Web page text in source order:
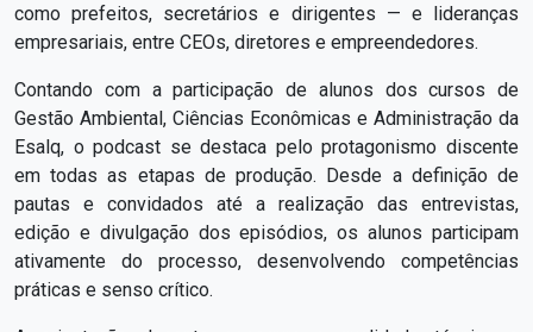
como prefeitos, secretários e dirigentes — e lideranças
empresariais, entre CEOs, diretores e empreendedores.
Contando com a participação de alunos dos cursos de
Gestão Ambiental, Ciências Econômicas e Administração da
Esalq, o podcast se destaca pelo protagonismo discente
em todas as etapas de produção. Desde a definição de
pautas e convidados até a realização das entrevistas,
edição e divulgação dos episódios, os alunos participam
ativamente do processo, desenvolvendo competências
práticas e senso crítico.